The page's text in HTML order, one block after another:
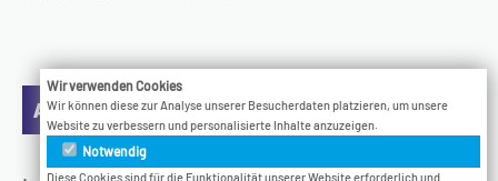
Aktuelles
Wir verwenden Cookies
Wir können diese zur Analyse unserer Besucherdaten platzieren, um unsere
Website zu verbessern und personalisierte Inhalte anzuzeigen.
Notwendig
Diese Cookies sind für die Funktionalität unserer Website erforderlich und